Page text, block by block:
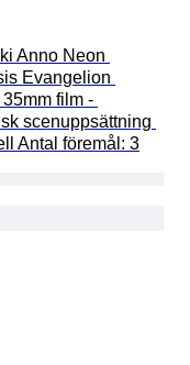
Anno Neon
Evangelion
35mm film -
scenuppsättning
Antal föremål: 3